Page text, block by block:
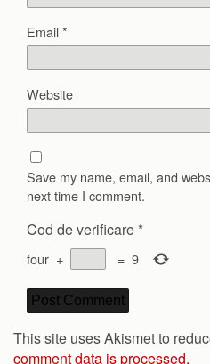
Email*
Website
Save my name, email, and
next time I comment.
Cod de verificare *
four + = 9
This site uses Akismet to
comment data is processed.